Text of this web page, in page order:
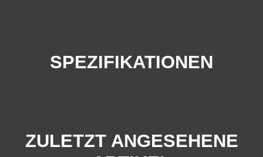
SPEZIFIKATIONEN
ZULETZT ANGESEHENE